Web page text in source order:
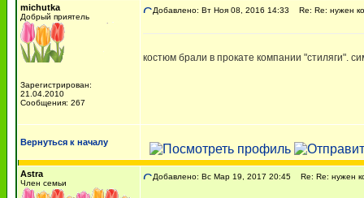
michutka
Добрый приятель
Зарегистрирован:
21.04.2010
Сообщения: 267
Добавлено: Вт Ноя 08, 2016 14:33 Re: Re: нужен
костюм брали в прокате компании "стиляги".
Вернуться к началу
Astra
Член семьи
Добавлено: Вс Мар 19, 2017 20:45 Re: Re: нужен